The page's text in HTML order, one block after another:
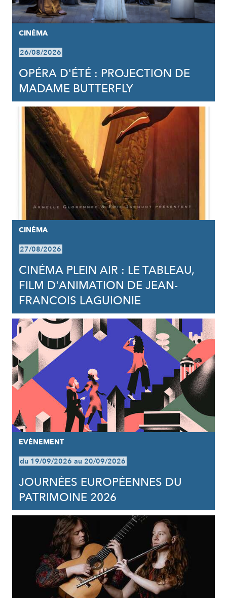
CINÉMA
26/08/2026
OPÉRA D'ÉTÉ : PROJECTION DE
MADAME BUTTERFLY
CINÉMA
27/08/2026
CINÉMA PLEIN AIR : LE TABLEAU,
FILM D'ANIMATION DE JEAN-
FRANCOIS LAGUIONIE
EVÈNEMENT
du 19/09/2026 au 20/09/2026
JOURNÉES EUROPÉENNES DU
PATRIMOINE 2026